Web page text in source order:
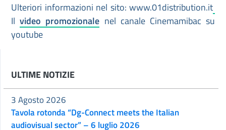
Ulteriori informazioni nel sito: www.01distribution.it
Ilvideo promozionale nel canale Cinemamibac su
youtube
ULTIME NOTIZIE
Tavola rotonda “Dg-Connect meets the Italian
audiovisual sector” – 6 luglio 2026
3 Agosto 2026